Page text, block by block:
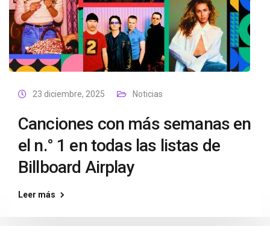
23 diciembre, 2025 Noticias
Canciones con más semanas en
el n.° 1 en todas las listas de
Billboard Airplay
Leer más